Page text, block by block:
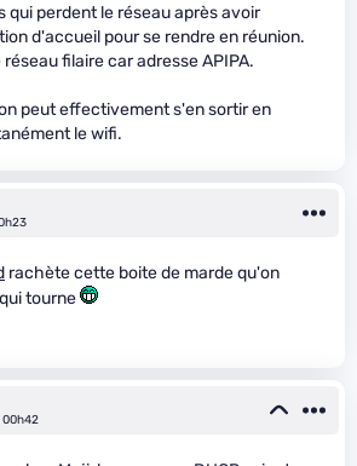
qui perdent le réseau après avoir
d'accueil pour se rendre en réunion.
filaire car adresse APIPA.
peut effectivement s'en sortir en
le wifi.
rachète cette boite de marde qu'on
tourne
00h42